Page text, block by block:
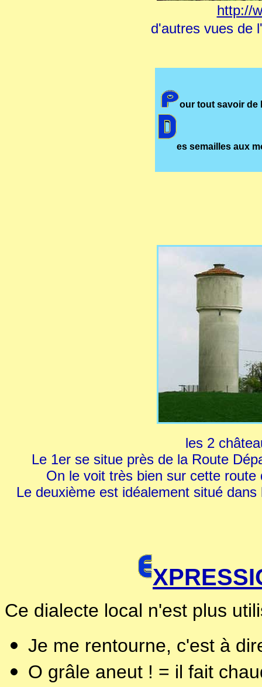
http://
d'autres vues de
our tout savoir de
es semailles aux
les 2
Le 1er se situe près de la Route
On le voit très bien sur cette
Le deuxième est idéalement situé
Ce dialecte local n'est plus
Je me rentourne, c'est à
O grâle aneut ! = il fait